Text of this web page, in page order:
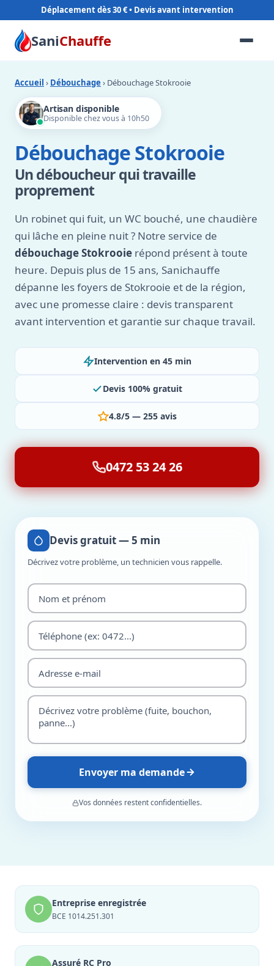
Déplacement dès 30 €
SaniChauffe
Accueil › Débouchage › Débouchage Stokrooie
Artisan disponible
Disponible chez vous à 10h50
Débouchage Stokrooie
Un déboucheur qui travaille
proprement
Un robinet qui fuit, un WC bouché, une chaudière
qui lâche en pleine nuit ? Notre service de
débouchage Stokrooie répond présent à toute
heure. Depuis plus de 15 ans, Sanichauffe
dépanne les foyers de Stokrooie et de la région,
avec une promesse claire : devis transparent
avant intervention et garantie sur chaque travail.
Intervention en 45 min
Devis 100% gratuit
4.8/5 — 255 avis
0472 53 24 26
Devis gratuit — 5 min
Décrivez votre problème, un technicien vous rappelle.
Envoyer ma demande
Vos données restent confidentielles.
Entreprise enregistrée
BCE 1014.251.301
Assuré RC Pro